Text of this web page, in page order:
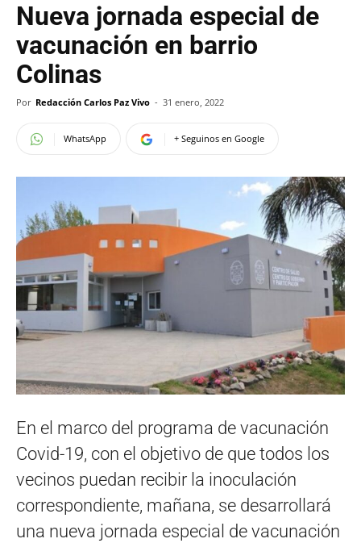
Nueva jornada especial de
vacunación en barrio
Colinas
Por Redacción Carlos Paz Vivo - 31 enero, 2022
WhatsApp + Seguinos en Google
En el marco del programa de vacunación
Covid-19, con el objetivo de que todos los
vecinos puedan recibir la inoculación
correspondiente, mañana, se desarrollará
una nueva jornada especial de vacunación